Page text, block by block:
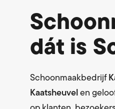
dát is
Schoonmaakbedrijf
Kaatsheuvel en